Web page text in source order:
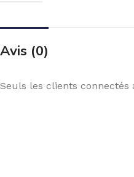
Avis (0)
Seuls les clients